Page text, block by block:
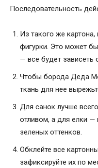
Последовательность
Из такого же
фигурки. Это может
— все будет
Чтобы борода Деда
ткань для нее
Для санок лучше
отливом, а для елки —
зеленых оттенков.
Обклейте все
зафиксируйте их по